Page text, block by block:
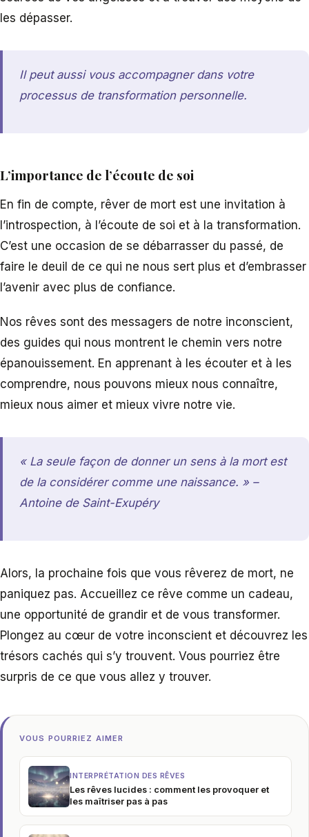
les dépasser.
Il peut aussi vous accompagner dans votre
processus de transformation personnelle.
L’importance de l’écoute de soi
En fin de compte, rêver de mort est une invitation à
l’introspection, à l’écoute de soi et à la transformation.
C’est une occasion de se débarrasser du passé, de
faire le deuil de ce qui ne nous sert plus et d’embrasser
l’avenir avec plus de confiance.
Nos rêves sont des messagers de notre inconscient,
des guides qui nous montrent le chemin vers notre
épanouissement. En apprenant à les écouter et à les
comprendre, nous pouvons mieux nous connaître,
mieux nous aimer et mieux vivre notre vie.
« La seule façon de donner un sens à la mort est
de la considérer comme une naissance. » –
Antoine de Saint-Exupéry
Alors, la prochaine fois que vous rêverez de mort, ne
paniquez pas. Accueillez ce rêve comme un cadeau,
une opportunité de grandir et de vous transformer.
Plongez au cœur de votre inconscient et découvrez les
trésors cachés qui s’y trouvent. Vous pourriez être
surpris de ce que vous allez y trouver.
VOUS POURRIEZ AIMER
INTERPRÉTATION DES RÊVES
Les rêves lucides : comment les provoquer et
les maîtriser pas à pas